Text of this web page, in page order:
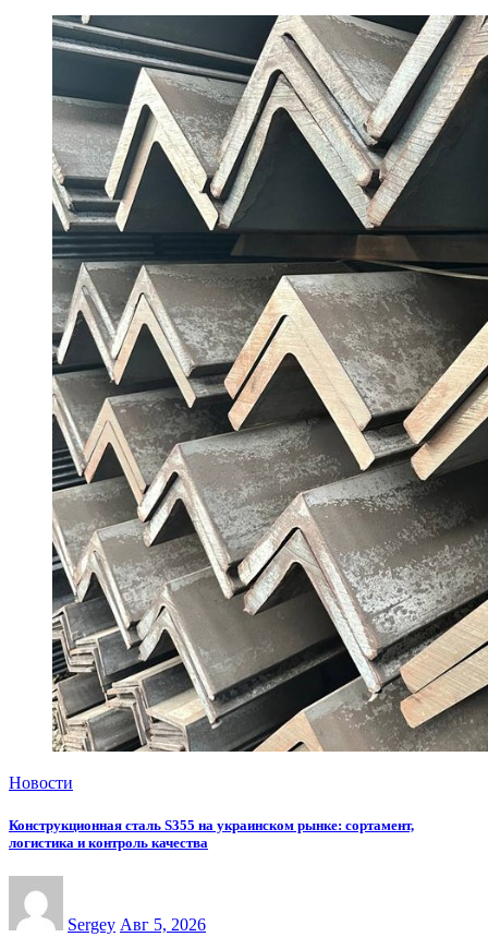
Новости
Конструкционная сталь S355 на украинском рынке: сортамент,
логистика и контроль качества
Sergey Авг 5, 2026